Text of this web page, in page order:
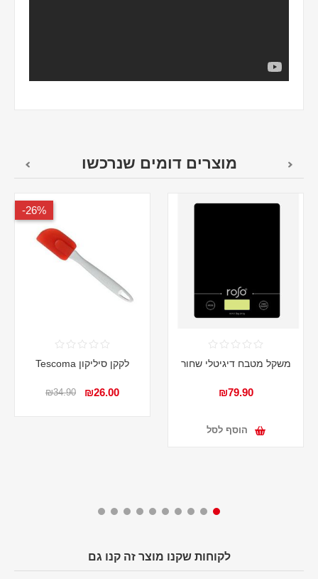
מוצרים דומים שנרכשו
משקל מטבח דיגיטלי שחור
₪79.90
הוסף לסל
26%-
לקקן סיליקון Tescoma
₪26.00
₪34.90
לקוחות שקנו מוצר זה קנו גם